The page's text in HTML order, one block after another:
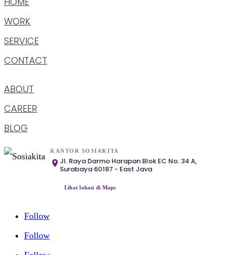
WORK
SERVICE
CONTACT
ABOUT
CAREER
BLOG
KANTOR SOSIAKITA
Jl. Raya Darmo Harapan Blok EC No. 34 A,
Surabaya 60187 - East Java
Lihat lokasi di Maps
Follow
Follow